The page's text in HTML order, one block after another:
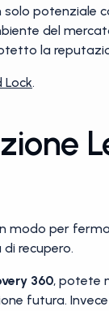
del
la
.
modo per
recupero.
360, potete
futura.